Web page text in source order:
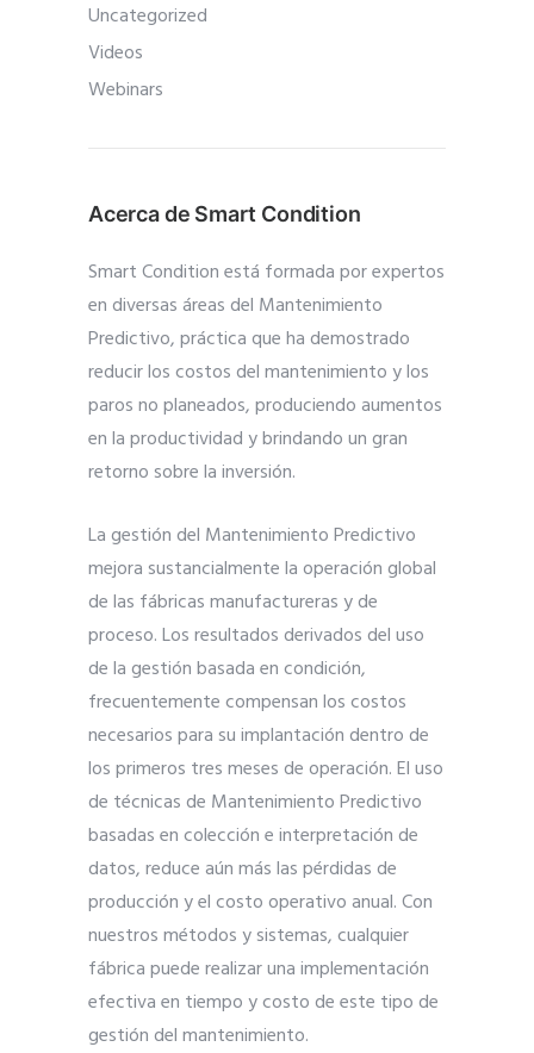
Uncategorized
Videos
Webinars
Acerca de Smart Condition
Smart Condition está formada por expertos
en diversas áreas del Mantenimiento
Predictivo, práctica que ha demostrado
reducir los costos del mantenimiento y los
paros no planeados, produciendo aumentos
en la productividad y brindando un gran
retorno sobre la inversión.
La gestión del Mantenimiento Predictivo
mejora sustancialmente la operación global
de las fábricas manufactureras y de
proceso. Los resultados derivados del uso
de la gestión basada en condición,
frecuentemente compensan los costos
necesarios para su implantación dentro de
los primeros tres meses de operación. El uso
de técnicas de Mantenimiento Predictivo
basadas en colección e interpretación de
datos, reduce aún más las pérdidas de
producción y el costo operativo anual. Con
nuestros métodos y sistemas, cualquier
fábrica puede realizar una implementación
efectiva en tiempo y costo de este tipo de
gestión del mantenimiento.